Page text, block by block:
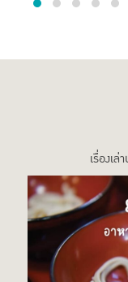
เรื่องเ